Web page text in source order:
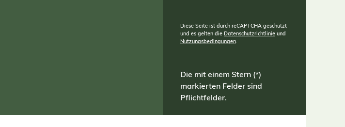
Diese Seite ist durch reCAPTCHA geschützt
und es gelten die Datenschutzrichtlinie und
Nutzungsbedingungen.
Die mit einem Stern (*)
markierten Felder sind
Pflichtfelder.